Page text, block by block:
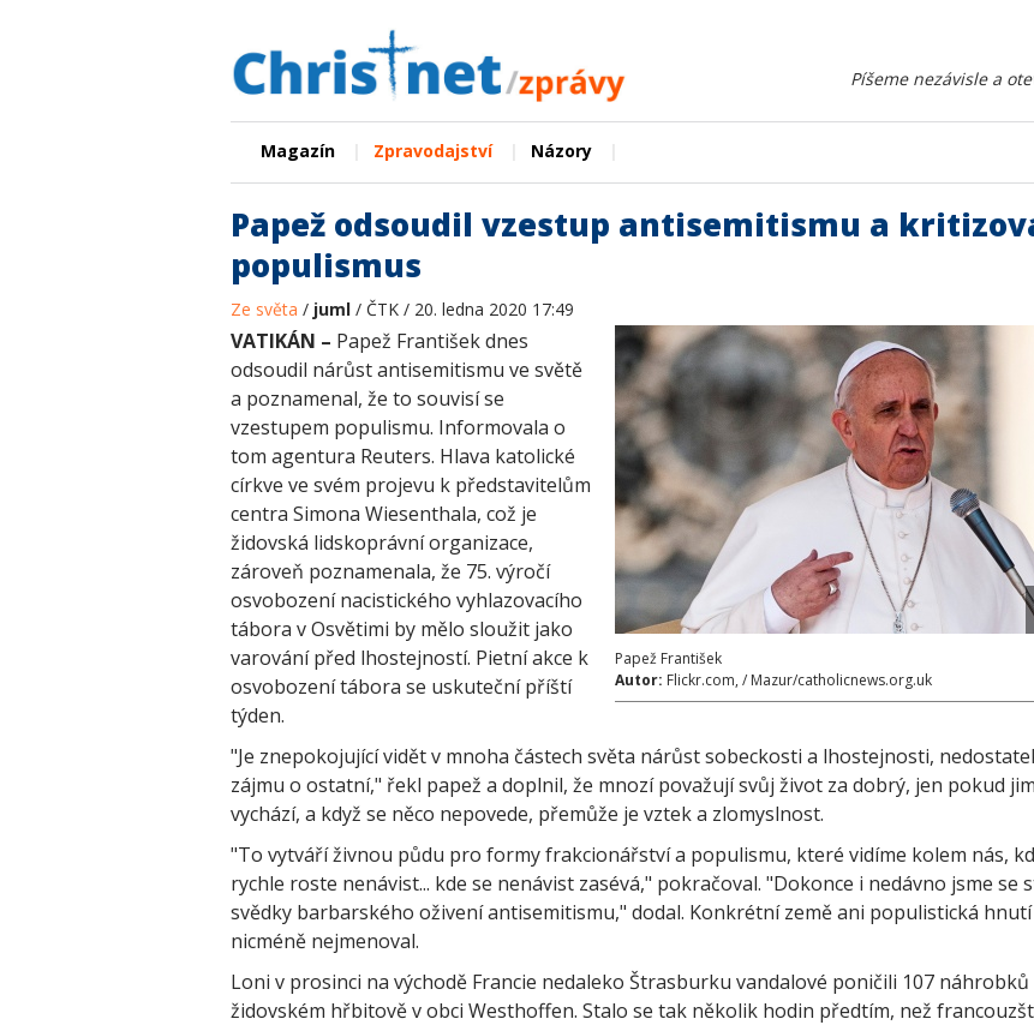
Píšeme nezávisle a
Magazín Zpravodajství Názory
Papež odsoudil vzestup antisemitismu a
populismus
Ze světa / juml / ČTK / 20. ledna 2020 17:49
Papež František
Autor: Flickr.com, / Mazur/catholicnews.org.uk
VATIKÁN – Papež František dnes
odsoudil nárůst antisemitismu ve světě
a poznamenal, že to souvisí se
vzestupem populismu. Informovala o
tom agentura Reuters. Hlava katolické
církve ve svém projevu k představitelům
centra Simona Wiesenthala, což je
židovská lidskoprávní organizace,
zároveň poznamenala, že 75. výročí
osvobození nacistického vyhlazovacího
tábora v Osvětimi by mělo sloužit jako
varování před lhostejností. Pietní akce k
osvobození tábora se uskuteční příští
týden.
"Je znepokojující vidět v mnoha částech světa nárůst sobeckosti a lhostejnosti,
zájmu o ostatní," řekl papež a doplnil, že mnozí považují svůj život za dobrý, jen pokud
vychází, a když se něco nepovede, přemůže je vztek a zlomyslnost.
"To vytváří živnou půdu pro formy frakcionářství a populismu, které vidíme kolem nás,
rychle roste nenávist... kde se nenávist zasévá," pokračoval. "Dokonce i nedávno jsme se
svědky barbarského oživení antisemitismu," dodal. Konkrétní země ani populistická
nicméně nejmenoval.
Loni v prosinci na východě Francie nedaleko Štrasburku vandalové poničili 107 náhrobků
židovském hřbitově v obci Westhoffen. Stalo se tak několik hodin předtím, než